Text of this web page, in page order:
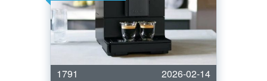
1791
2026-02-14